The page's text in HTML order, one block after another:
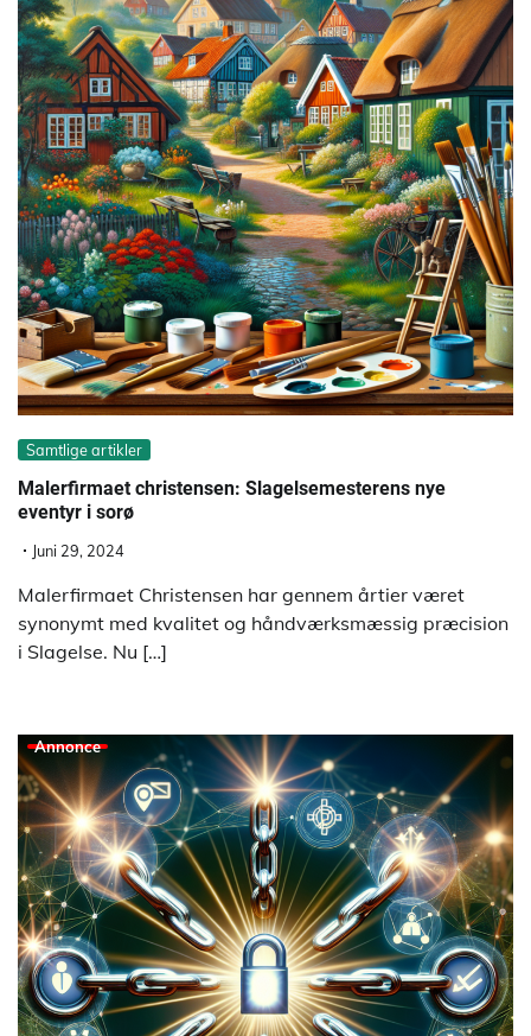
Samtlige artikler
Malerfirmaet christensen: Slagelsemesterens nye
eventyr i sorø
Juni 29, 2024
Malerfirmaet Christensen har gennem årtier været
synonymt med kvalitet og håndværksmæssig præcision
i Slagelse. Nu […]
Annonce